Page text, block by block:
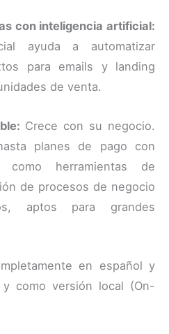
con inteligencia artificial:
ayuda a automatizar
para emails y landing
de venta.
Crece con su negocio.
planes de pago con
como herramientas de
de procesos de negocio
aptos para grandes
en español y
como versión local (On-